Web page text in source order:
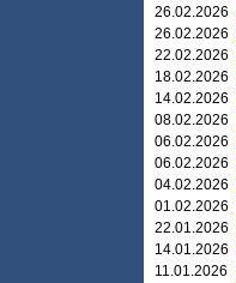
26.02.2026
26.02.2026
22.02.2026
18.02.2026
14.02.2026
08.02.2026
06.02.2026
06.02.2026
04.02.2026
01.02.2026
22.01.2026
14.01.2026
11.01.2026